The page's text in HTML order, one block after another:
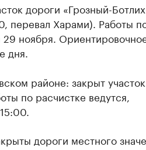
дороги «Грозный-
перевал Харами). Работы
29 ноября.
дня.
районе: закрыт
по расчистке ведутся,
дороги местного